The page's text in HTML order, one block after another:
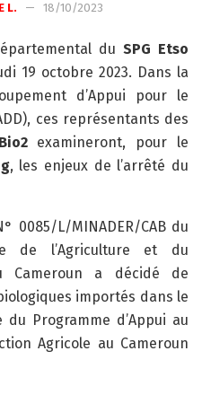
L. 18/10/2023
duSPG Etso
19 octobre 2023. Dans la
d’Appui pour le
ces représentants des
examineront, pour le
, les enjeux de l’arrêté du
0085/L/MINADER/CAB du
de l’Agriculture et du
Cameroun a décidé de
importés dans le
Programme d’Appui au
Agricole au Cameroun